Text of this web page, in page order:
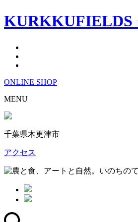
KURKKUFIELDS
ONLINE SHOP
MENU
千葉県木更津市
アクセス